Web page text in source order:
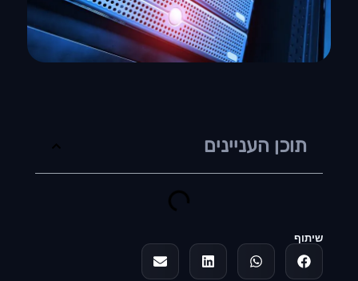
תוכן העניינים
שיתוף